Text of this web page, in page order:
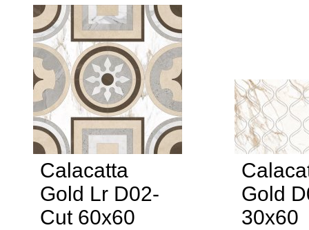
Calacatta
Gold Lr D02-
Cut 60x60
Gold
30x60